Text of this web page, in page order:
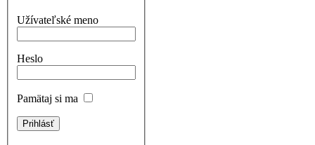
Užívateľské meno
Heslo
Pamätaj si ma